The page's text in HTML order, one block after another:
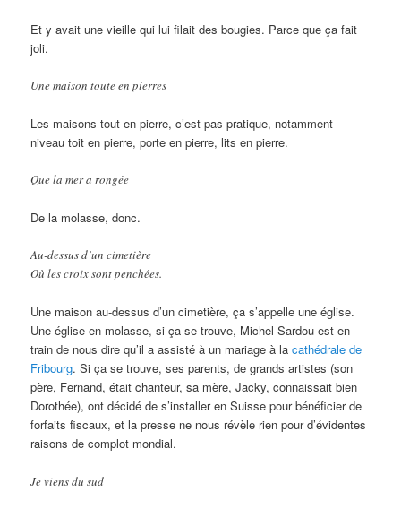
Et y avait une vieille qui lui filait des bougies. Parce que ça fait
joli.
Une maison toute en pierres
Les maisons tout en pierre, c’est pas pratique, notamment
niveau toit en pierre, porte en pierre, lits en pierre.
Que la mer a rongée
De la molasse, donc.
Au-dessus d’un cimetière
Où les croix sont penchées.
Une maison au-dessus d’un cimetière, ça s’appelle une église.
Une église en molasse, si ça se trouve, Michel Sardou est en
train de nous dire qu’il a assisté à un mariage à lacathédrale de
Fribourg. Si ça se trouve, ses parents, de grands artistes (son
père, Fernand, était chanteur, sa mère, Jacky, connaissait bien
Dorothée), ont décidé de s’installer en Suisse pour bénéficier de
forfaits fiscaux, et la presse ne nous révèle rien pour d’évidentes
raisons de complot mondial.
Je viens du sud